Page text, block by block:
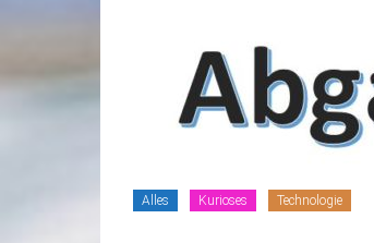
Alles Kurioses Technologie